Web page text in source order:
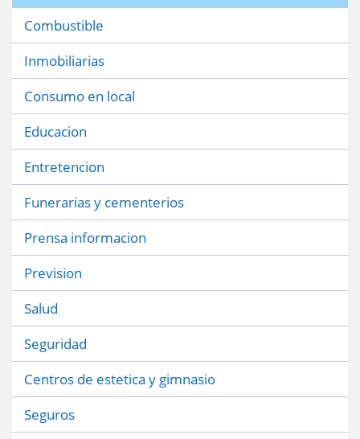
Combustible
Inmobiliarias
Consumo en local
Educacion
Entretencion
Funerarias y cementerios
Prensa informacion
Prevision
Salud
Seguridad
Centros de estetica y gimnasio
Seguros